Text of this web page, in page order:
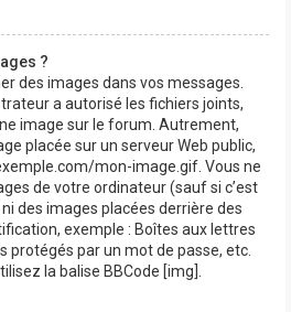
?
des images dans vos messages.
a autorisé les fichiers joints,
image sur le forum. Autrement,
placée sur un serveur Web public,
mon-image.gif. Vous ne
de votre ordinateur (sauf si c’est
des images placées derrière des
exemple : Boîtes aux lettres
protégés par un mot de passe, etc.
la balise BBCode [img].